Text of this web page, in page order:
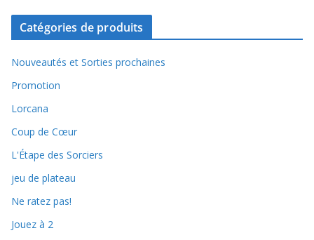
Catégories de produits
Nouveautés et Sorties prochaines
Promotion
Lorcana
Coup de Cœur
L'Étape des Sorciers
jeu de plateau
Ne ratez pas!
Jouez à 2